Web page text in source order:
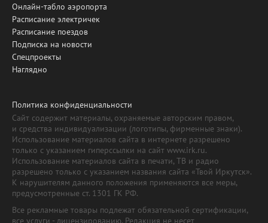
Онлайн-табло аэропорта
Расписание электричек
Расписание поездов
Подписка на новости
Спецпроекты
Наглядно
Политика конфиденциальности
Сайт содержит материалы, охраняемые авторским правом,
и средства индивидуализации (логотипы, фирменные знаки).
Использование материалов сайта в интернете разрешено
только с указанием гиперссылки на сайт www.irk.ru.
Использование материалов сайта в печати, ТВ и радио
разрешено только с указанием названия сайта «Твой Иркутск».
К нарушителям данного положения применяются все меры,
предусмотренные ст. 1301 ГК РФ.
Все рекламные товары подлежат обязательной сертификации,
все услуги - лицензированию. Редакция не несет